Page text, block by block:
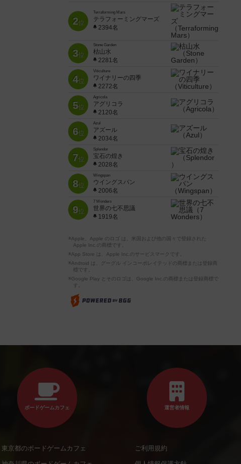
2位
Terraforming Mars
テラフォーミングマーズ
2394名
3位
Stone Garden
枯山水
2281名
4位
Viticulture
ワイナリーの四季
2272名
5位
Agricola
アグリコラ
2120名
6位
Azul
アズール
2034名
7位
Splendor
宝石の煌き
2028名
8位
Wingspan
ウイングスパン
2006名
9位
7 Wonders
世界の七不思議
1919名
※Apple、Apple のロゴ は、米国および他の国々で登録された
Apple Inc.の商標です。
※App Store は、Apple Inc.のサービスマークです。
※Android は、グーグル インコーポレイテッドの商標または登録商
標です。
※Google Play とそのロゴは、Google Inc.の商標または登録商標で
す。
ボードゲームカフェ
東京都のボードゲームカフェ
運営者情報
ご利用規約